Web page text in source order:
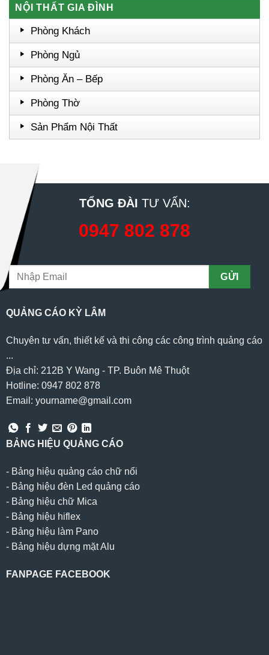
NỘI THẤT GIA ĐÌNH
Phòng Khách
Phòng Ngủ
Phòng Ăn – Bếp
Phòng Thờ
Sản Phẩm Nội Thất
TỔNG ĐÀI TƯ VẤN:
0947 802 878
QUẢNG CÁO KỲ LÂM
Chuyên tư vấn, thiết kế và thi công các công trình quảng cáo
...
Địa chỉ: 212B Y Wang - TP. Buôn Mê Thuột
Hotline: 0947 802 878
Email: yourname@gmail.com
BẢNG HIỆU QUẢNG CÁO
- Bảng hiệu quảng cáo chữ nổi
- Bảng hiệu đèn Led quảng cáo
- Bảng hiệu chữ Mica
- Bảng hiệu hiflex
- Bảng hiệu làm Pano
- Bảng hiệu dựng mặt Alu
FANPAGE FACEBOOK